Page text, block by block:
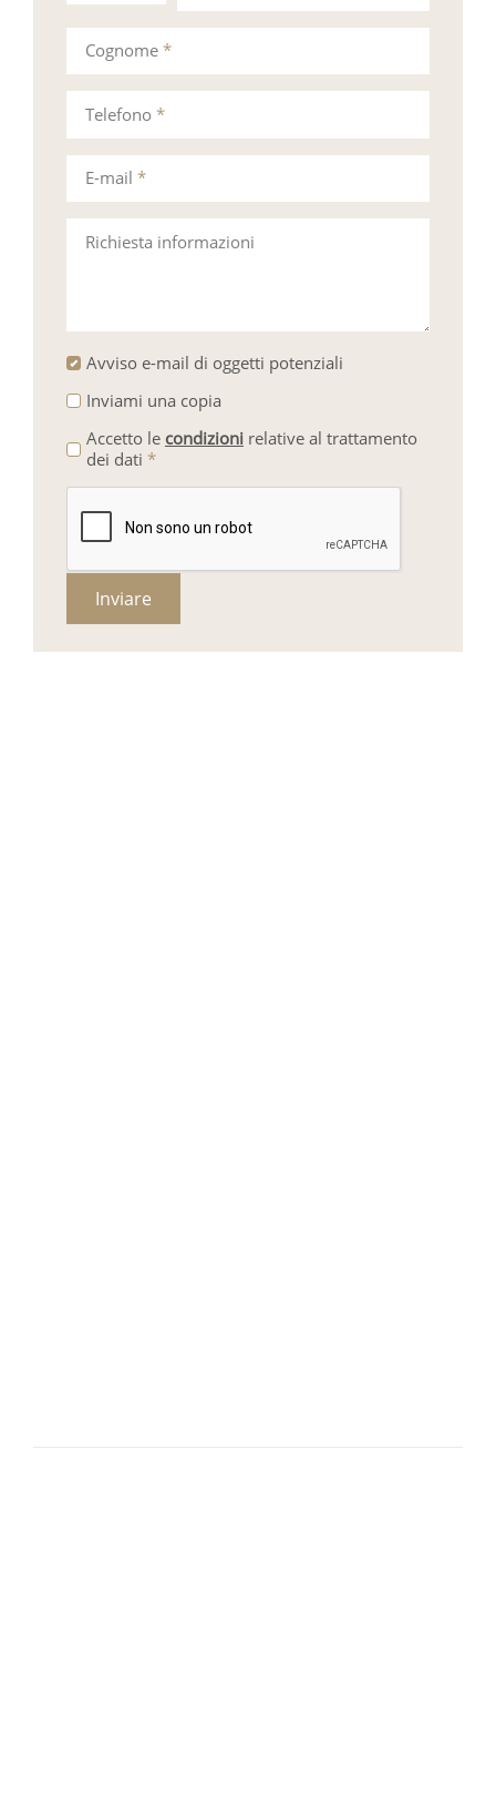
Telefono *
Richiesta informazioni
Cognome *
E-mail *
Avviso e-mail di oggetti potenziali
Inviami una copia
Accetto le condizionirelative al trattamento
dei dati *
Inviare